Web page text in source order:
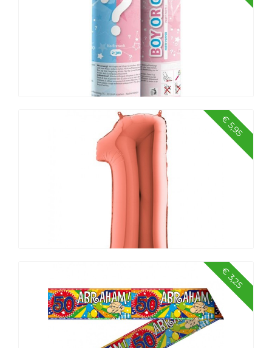
Party popper Gender Reveal Jongen
€ 5,95
Balloncijfers 100 cm
€ 3,25